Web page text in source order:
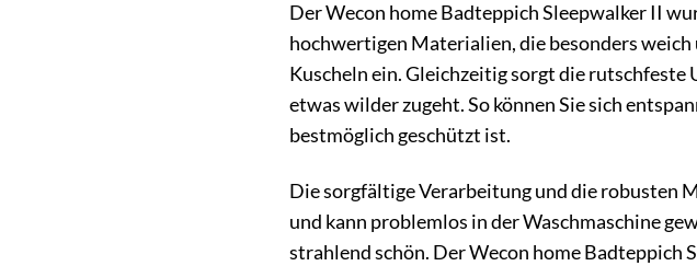
Der Wecon home Badteppich Sleepwalker II
hochwertigen Materialien, die besonders
Kuscheln ein. Gleichzeitig sorgt die rutschfeste
etwas wilder zugeht. So können Sie sich
bestmöglich geschützt ist.
Die sorgfältige Verarbeitung und die robusten
und kann problemlos in der Waschmaschine
strahlend schön. Der Wecon home